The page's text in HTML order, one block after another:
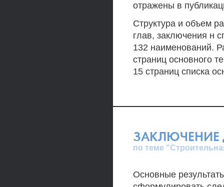
отражены в
Структура и объем
глав, заключения н
132 наименований.
страниц основного
15 страниц списка
ЗАКЛЮЧЕНИЕ
по теме
Основные